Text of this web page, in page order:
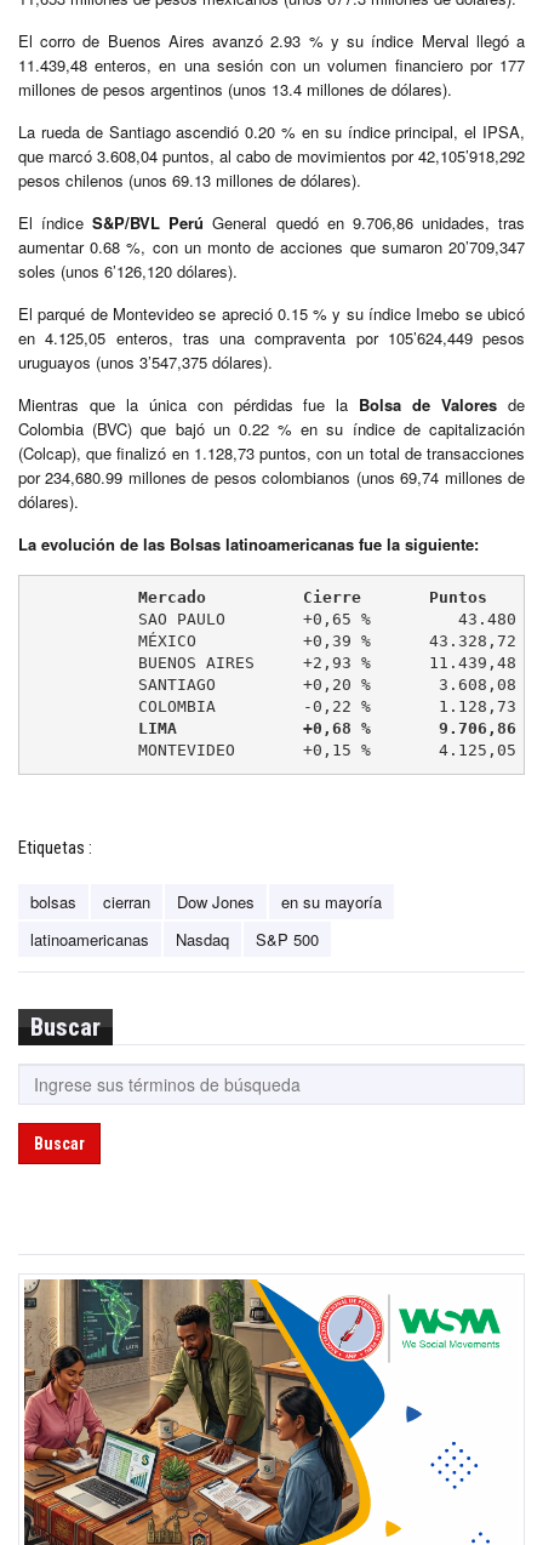
El corro de Buenos Aires avanzó 2.93 % y su índice Merval llegó a
11.439,48 enteros, en una sesión con un volumen financiero por 177
millones de pesos argentinos (unos 13.4 millones de dólares).
La rueda de Santiago ascendió 0.20 % en su índice principal, el IPSA,
que marcó 3.608,04 puntos, al cabo de movimientos por 42,105’918,292
pesos chilenos (unos 69.13 millones de dólares).
El índiceS&P/BVL Perú General quedó en 9.706,86 unidades, tras
aumentar 0.68 %, con un monto de acciones que sumaron 20’709,347
soles (unos 6’126,120 dólares).
El parqué de Montevideo se apreció 0.15 % y su índice Imebo se ubicó
en 4.125,05 enteros, tras una compraventa por 105’624,449 pesos
uruguayos (unos 3’547,375 dólares).
Mientras que la única con pérdidas fue la Bolsa de Valores de
Colombia (BVC) que bajó un 0.22 % en su índice de capitalización
(Colcap), que finalizó en 1.128,73 puntos, con un total de transacciones
por 234,680.99 millones de pesos colombianos (unos 69,74 millones de
dólares).
La evolución de las Bolsas latinoamericanas fue la siguiente:
           Mercado          Cierre       Puntos
LIMA             +0,68 %       9.706,86
	   MONTEVIDEO       +0,15 %       4.125,05
Etiquetas :
bolsas cierran Dow Jones
en su mayoría
latinoamericanas
Nasdaq S&P 500
Buscar
Buscar